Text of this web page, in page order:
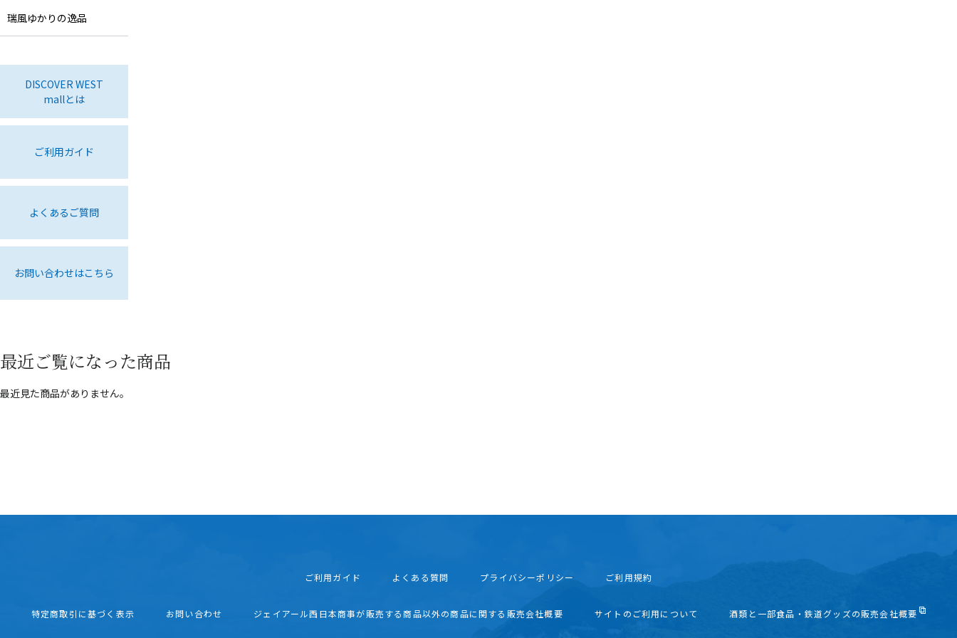
瑞風ゆかりの逸品
DISCOVER WEST
mallとは
ご利用ガイド
よくあるご質問
お問い合わせはこちら
最近ご覧になった商品
最近見た商品がありません。
ご利用ガイド よくある質問 プライバシーポリシー ご利用規約
特定商取引に基づく表示 お問い合わせ ジェイアール西日本商事が販売する商品以外の商品に関する販売会社概要 サイトのご利用について 酒類と一部食品・鉄道グッズの販売会社概要